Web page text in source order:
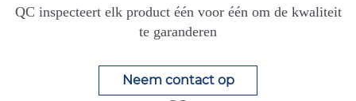
QC inspecteert elk product één voor één om de kwaliteit
te garanderen
Neem contact op